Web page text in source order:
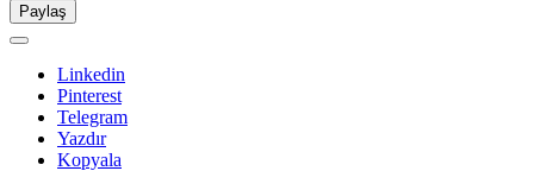
Paylaş
Linkedin
Pinterest
Telegram
Yazdır
Kopyala